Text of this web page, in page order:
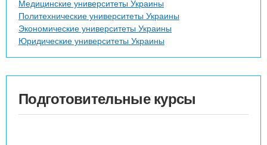
Медицинские университеты Украины
Политехнические университеты Украины
Экономические университеты Украины
Юридические университеты Украины
Подготовительные курсы